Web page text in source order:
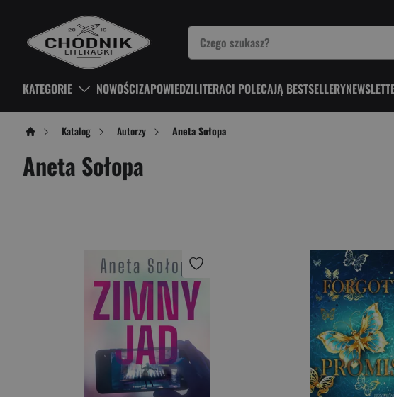
KATEGORIE NOWOŚCIZAPOWIEDZILITERACI POLECAJĄ BESTSELLERY
Katalog Autorzy Aneta Sołopa
Aneta Sołopa